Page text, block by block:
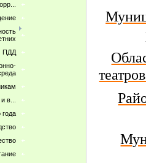
ПДД
в...
года